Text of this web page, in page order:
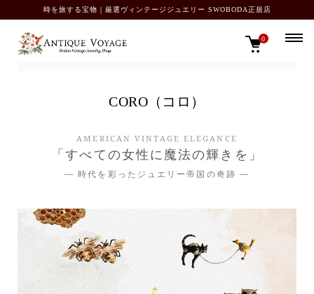
時を旅する宝物｜厳選ヴィンテージジュエリー SWOBODA正規店
0
TOP 名門コスチュームジュエリーブランド
CORO（コロ）
AMERICAN VINTAGE ELEGANCE
「すべての女性に魔法の輝きを」
― 時代を彩ったジュエリー帝国の奇跡 ―